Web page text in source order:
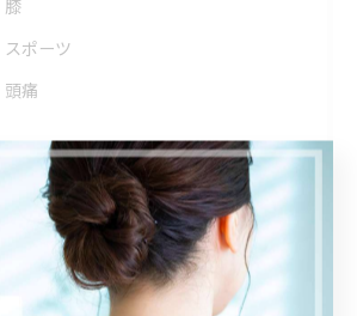
膝
スポーツ
頭痛
最近の投稿 Recent Posts
2026/08/01